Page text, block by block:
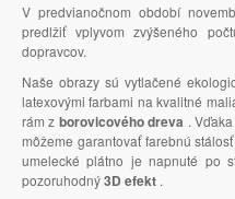
V predvianočnom období
predlžiť vplyvom zvýšeného
dopravcov.
Naše obrazy sú vytlačené
latexovými farbami na kvalitné
rám z borovicového dreva .
môžeme garantovať farebnú
umelecké plátno je napnuté po
pozoruhodný3D efekt .